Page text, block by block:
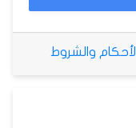
الأحكام والشروط